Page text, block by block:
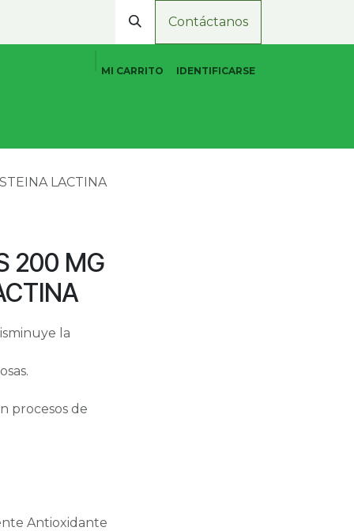
Contáctanos
MI CARRITO IDENTIFICARSE
LACTINA
200 MG
la
procesos de
Antioxidante